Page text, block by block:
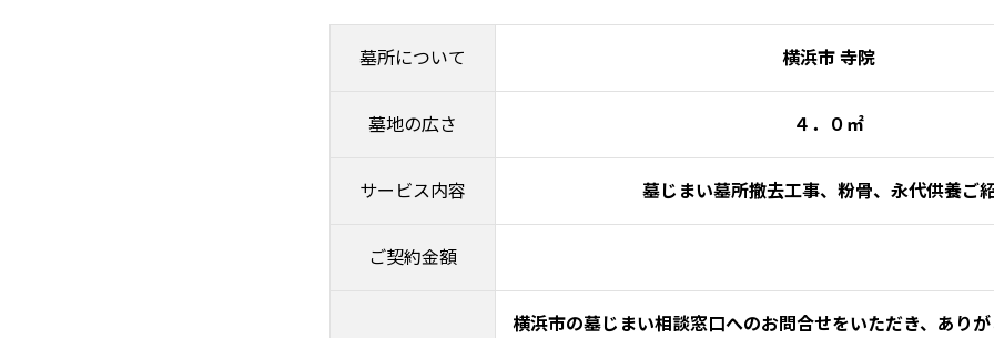
墓所について 横浜市 寺院
墓地の広さ ４．０㎡
サービス内容 墓じまい墓所撤去工事、粉骨、永代供養ご
ご契約金額
横浜市の墓じまい相談窓口へのお問合せをいただき、あり